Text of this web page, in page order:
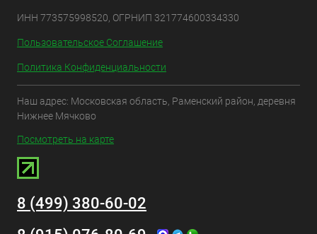
ИНН 773575998520, ОГРНИП 321774600334330
Пользовательское Соглашение
Политика Конфиденциальности
Наш адрес: Московская область, Раменский район, деревня
Нижнее Мячково
Посмотреть на карте
8 (499) 380-60-02